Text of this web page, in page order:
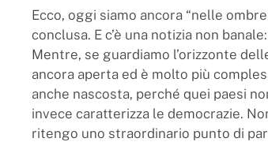
Ecco, oggi siamo ancora “nelle
conclusa. E c’è una notizia non
Mentre, se guardiamo l’orizzonte
ancora aperta ed è molto più
anche nascosta, perché quei paesi
invece caratterizza le democrazie.
ritengo uno straordinario punto di